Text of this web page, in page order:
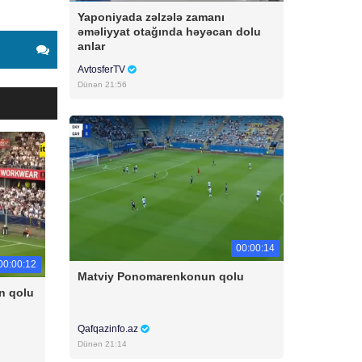
qolu
Yaponiyada zəlzələ zamanı
əməliyyat otağında həyəcan dolu
anlar
AvtosferTV
Dünən 21:56
00:00:14
Matviy Ponomarenkonun qolu
Qafqazinfo.az
Dünən 21:14